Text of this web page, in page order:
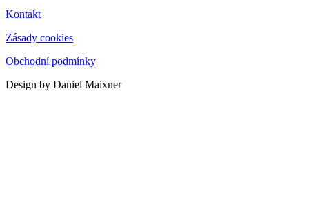
Kontakt
Zásady cookies
Obchodní podmínky
Design by Daniel Maixner